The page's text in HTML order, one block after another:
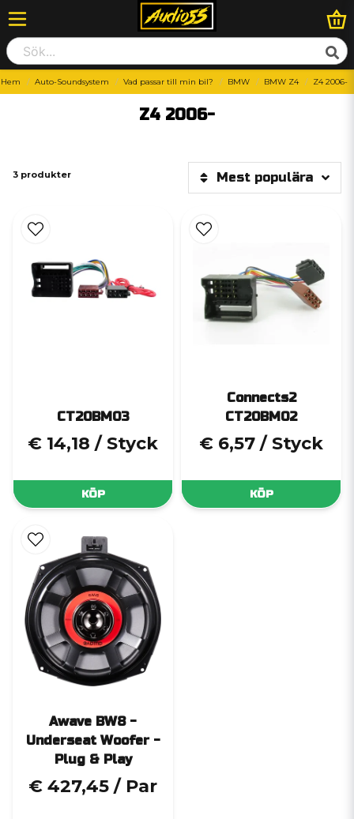
Hem Auto-Soundsystem Vad passar till min bil? BMW BMW Z4 Z4 2006-
Z4 2006-
3 produkter Mest populära
CT20BM03
€ 14,18 / Styck
KÖP
Connects2
CT20BM02
€ 6,57 / Styck
KÖP
Awave BW8 -
Underseat Woofer -
Plug & Play
€ 427,45 / Par